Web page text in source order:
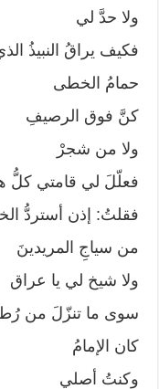
ولا حدَّ لي
فكيف يراقُ النبيذُ
حمامُ الخطى
كنَّ فوق الرصيفِ
ولا من شجرْ
فعلّلَ لي قامتي كلُّ
فقلتُ: إذن أستردُّ
من سياجِ المريدينَ
ولا شيخ لي يا عراق
سوى ما تنزّلَ من
كان الإمامُ
وكنتُ أصلي